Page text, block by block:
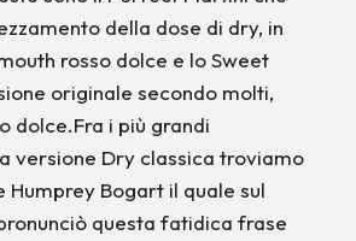
della dose di dry, in
rosso dolce e lo Sweet
originale secondo molti,
dolce.Fra i più grandi
versione Dry classica troviamo
Humprey Bogart il quale sul
questa fatidica frase